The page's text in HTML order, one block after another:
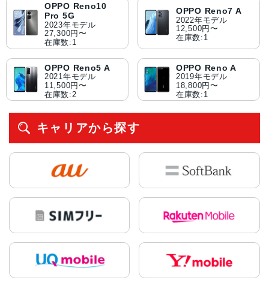
OPPO Reno10
Pro 5G
2023年モデル
27,300円〜
在庫数:1
OPPO Reno7 A
2022年モデル
12,500円〜
在庫数:1
OPPO Reno5 A
2021年モデル
11,500円〜
在庫数:2
OPPO Reno A
2019年モデル
18,800円〜
在庫数:1
キャリアから探す